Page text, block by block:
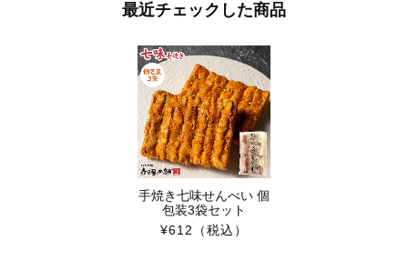
最近チェックした商品
手焼き七味せんべい 個
包装3袋セット
¥612
（税込）